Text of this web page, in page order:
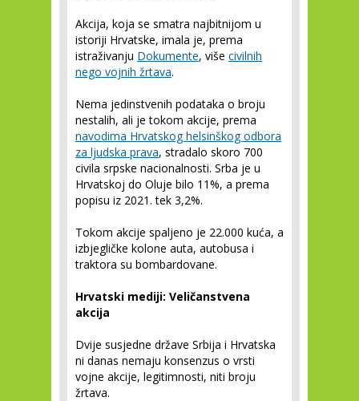
Akcija, koja se smatra najbitnijom u
istoriji Hrvatske, imala je, prema
istraživanju Dokumente, više civilnih
nego vojnih žrtava.
Nema jedinstvenih podataka o broju
nestalih, ali je tokom akcije, prema
navodima Hrvatskog helsinškog odbora
za ljudska prava, stradalo skoro 700
civila srpske nacionalnosti. Srba je u
Hrvatskoj do Oluje bilo 11%, a prema
popisu iz 2021. tek 3,2%.
Tokom akcije spaljeno je 22.000 kuća, a
izbjegličke kolone auta, autobusa i
traktora su bombardovane.
Hrvatski mediji: Veličanstvena
akcija
Dvije susjedne države Srbija i Hrvatska
ni danas nemaju konsenzus o vrsti
vojne akcije, legitimnosti, niti broju
žrtava.